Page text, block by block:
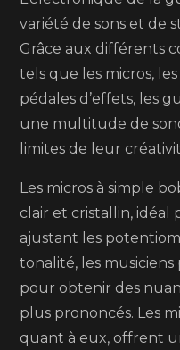
variété de sons et de
Grâce aux différents
tels que les micros,
pédales d’effets, les
une multitude de
limites de leur
Les micros à simple
clair et cristallin, idéal
ajustant les
tonalité, les
pour obtenir des
plus prononcés. Les
quant à eux, offrent